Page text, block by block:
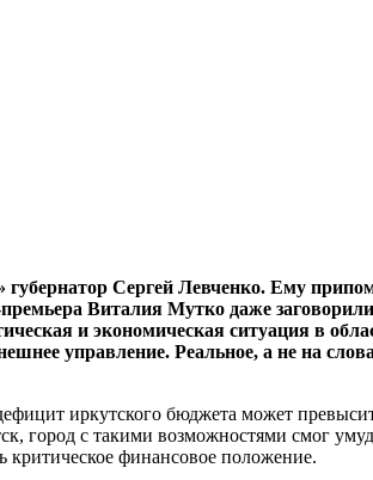
Сергей Левченко. Ему
Виталия Мутко даже
и экономическая ситуация в
управление. Реальное, а не на
иркутского бюджета может
город с такими возможностями смог
критическое финансовое положение.